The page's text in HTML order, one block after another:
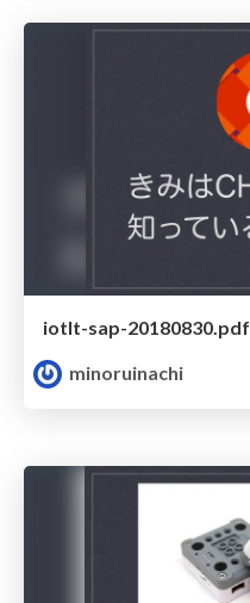
iotlt-sap-20180830.pdf
minoruinachi